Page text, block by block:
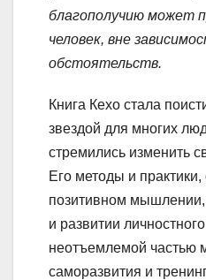
благополучию может
человек, вне
обстоятельств.
Книга Кехо стала
звездой для многих
стремились изменить
Его методы и
позитивном мышлении,
и развитии
неотъемлемой частью
саморазвития и